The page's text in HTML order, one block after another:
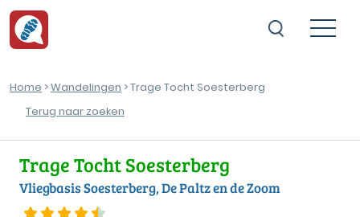
Home >Wandelingen > Trage Tocht Soesterberg
Terug naar zoeken
Trage Tocht Soesterberg
Vliegbasis Soesterberg, De Paltz en de Zoom